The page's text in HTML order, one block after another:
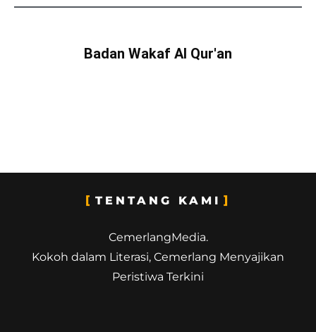
Badan Wakaf Al Qur'an
TENTANG KAMI
CemerlangMedia.
Kokoh dalam Literasi, Cemerlang Menyajikan
Peristiwa Terkini